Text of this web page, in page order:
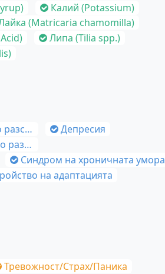
Калий (Potassium)
(Matricaria chamomilla)
Липа (Tilia spp.)
Депресия
(ПТСР)
Синдром на хроничната умора
на адаптацията
Тревожност/Страх/Паника